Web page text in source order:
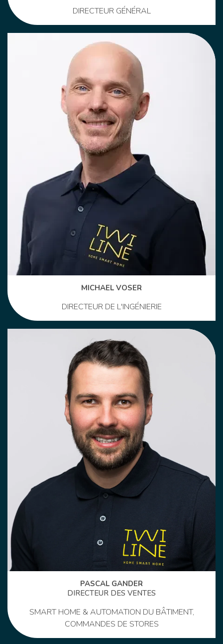
DIRECTEUR GÉNÉRAL
MICHAEL VOSER
DIRECTEUR DE L'INGÉNIERIE
PASCAL GANDER
DIRECTEUR DES VENTES
SMART HOME & AUTOMATION DU BÂTIMENT,
COMMANDES DE STORES